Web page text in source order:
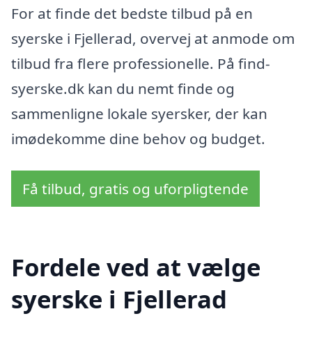
For at finde det bedste tilbud på en
syerske i Fjellerad, overvej at anmode om
tilbud fra flere professionelle. På find-
syerske.dk kan du nemt finde og
sammenligne lokale syersker, der kan
imødekomme dine behov og budget.
Få tilbud, gratis og uforpligtende
Fordele ved at vælge
syerske i Fjellerad